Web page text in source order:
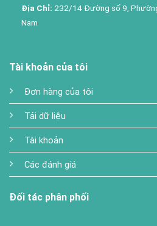
Địa Chỉ: 232/14 Đường số 9,
Nam
Tài khoản của tôi
Đơn hàng của tôi
Tải dữ liệu
Tài khoản
Các đánh giá
Đối tác phân phối